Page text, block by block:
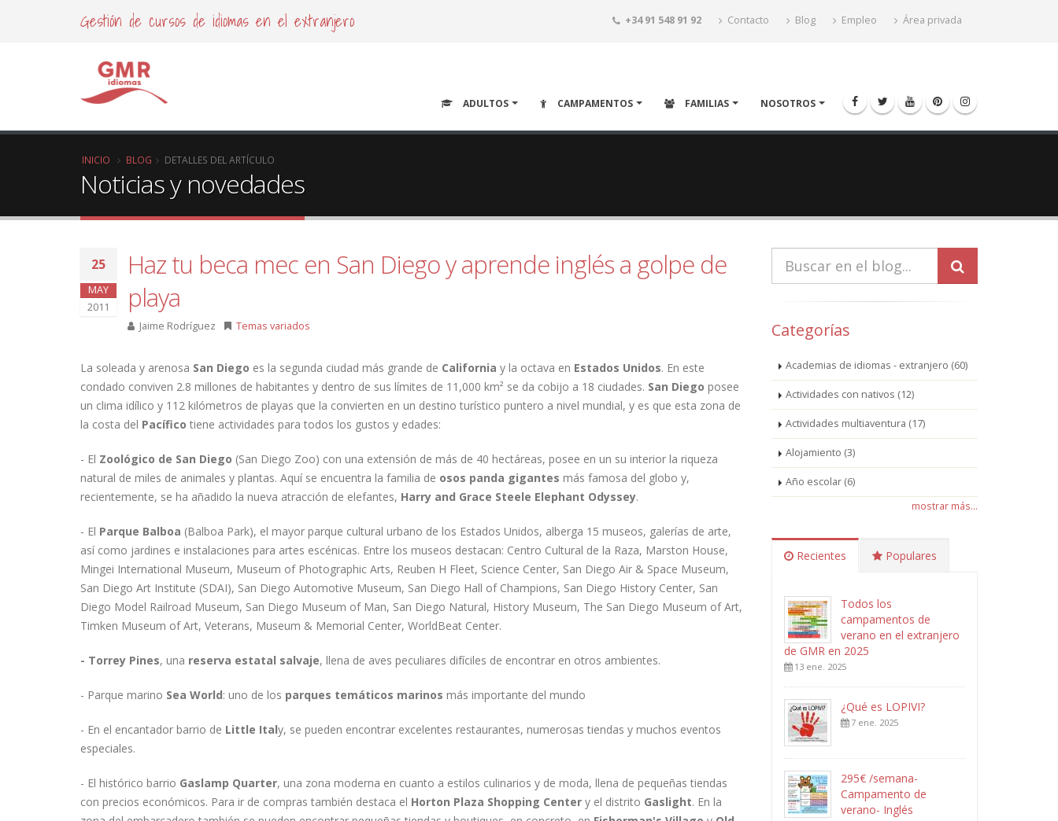
Gestión de cursos de idiomas en el extranjero +34 91 548 91 92 Contacto Blog Empleo Área privada
ADULTOS CAMPAMENTOS FAMILIAS NOSOTROS
INICIO BLOG DETALLES DEL ARTÍCULO
Noticias y novedades
25
MAY
2011
Haz tu beca mec en San Diego y aprende inglés a golpe de
playa
Jaime Rodríguez Temas variados
La soleada y arenosa San Diego es la segunda ciudad más grande de California y la octava en Estados Unidos. En este
condado conviven 2.8 millones de habitantes y dentro de sus límites de 11,000 km² se da cobijo a 18 ciudades. San Diego posee
un clima idílico y 112 kilómetros de playas que la convierten en un destino turístico puntero a nivel mundial, y es que esta zona de
la costa del Pacífico tiene actividades para todos los gustos y edades:
- El Zoológico de San Diego (San Diego Zoo) con una extensión de más de 40 hectáreas, posee en un su interior la riqueza
natural de miles de animales y plantas. Aquí se encuentra la familia de osos panda gigantes más famosa del globo y,
recientemente, se ha añadido la nueva atracción de elefantes, Harry and Grace Steele Elephant Odyssey.
- El Parque Balboa (Balboa Park), el mayor parque cultural urbano de los Estados Unidos, alberga 15 museos, galerías de arte,
así como jardines e instalaciones para artes escénicas. Entre los museos destacan: Centro Cultural de la Raza, Marston House,
Mingei International Museum, Museum of Photographic Arts, Reuben H Fleet, Science Center, San Diego Air & Space Museum,
San Diego Art Institute (SDAI), San Diego Automotive Museum, San Diego Hall of Champions, San Diego History Center, San
Diego Model Railroad Museum, San Diego Museum of Man, San Diego Natural, History Museum, The San Diego Museum of Art,
Timken Museum of Art, Veterans, Museum & Memorial Center, WorldBeat Center.
- Torrey Pines, una reserva estatal salvaje, llena de aves peculiares difíciles de encontrar en otros ambientes.
- Parque marino Sea World: uno de los parques temáticos marinos más importante del mundo
- En el encantador barrio de Little Italy, se pueden encontrar excelentes restaurantes, numerosas tiendas y muchos eventos
especiales.
- El histórico barrio Gaslamp Quarter, una zona moderna en cuanto a estilos culinarios y de moda, llena de pequeñas tiendas
con precios económicos. Para ir de compras también destaca el Horton Plaza Shopping Center y el distrito Gaslight. En la
Categorías
Academias de idiomas - extranjero (60)
Actividades con nativos (12)
Actividades multiaventura (17)
Alojamiento (3)
Año escolar (6)
mostrar más...
Recientes Populares
Todos los
campamentos de
verano en el extranjero
de GMR en 2025
13 ene. 2025
¿Qué es LOPIVI?
7 ene. 2025
295€ /semana-
Campamento de
verano- Inglés